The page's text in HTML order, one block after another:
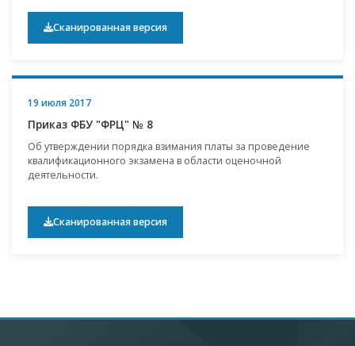
Сканированная версия
19 июля 2017
Приказ ФБУ "ФРЦ" № 8
Об утверждении порядка взимания платы за проведение
квалификационного экзамена в области оценочной
деятельности.
Сканированная версия